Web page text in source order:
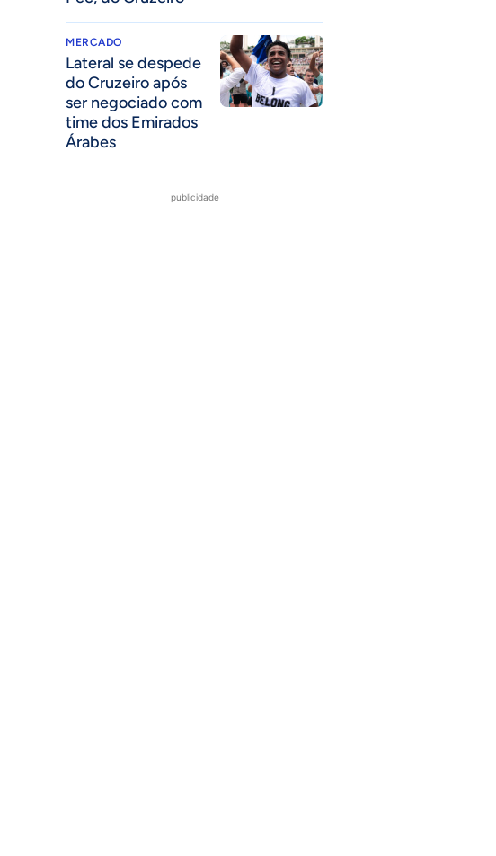
MERCADO
Lateral se despede
do Cruzeiro após
ser negociado com
time dos Emirados
Árabes
publicidade